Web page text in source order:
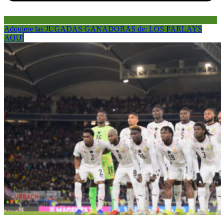
Adquiere las JUGADAS GANADORAS de: LOS PARLAYS
AQUÍ